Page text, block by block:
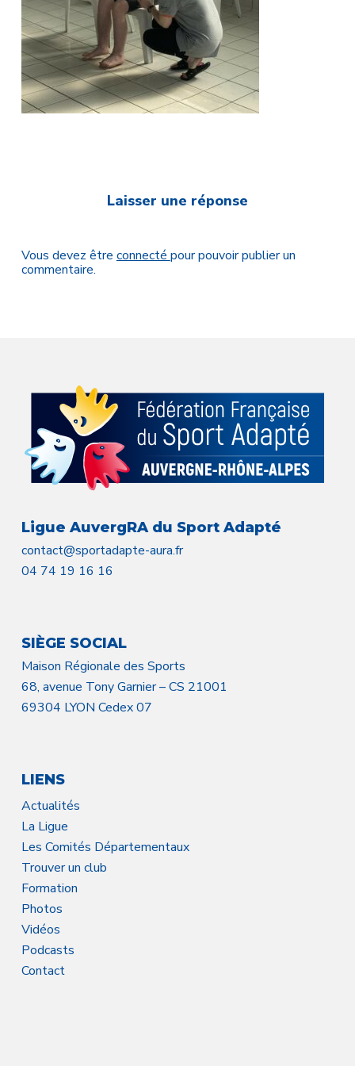
Laisser une réponse
Vous devez être connecté pour pouvoir publier un
commentaire.
Ligue AuvergRA du Sport Adapté
contact@sportadapte-aura.fr
04 74 19 16 16
SIÈGE SOCIAL
Maison Régionale des Sports
68, avenue Tony Garnier – CS 21001
69304 LYON Cedex 07
LIENS
Actualités
La Ligue
Les Comités Départementaux
Trouver un club
Formation
Photos
Vidéos
Podcasts
Contact